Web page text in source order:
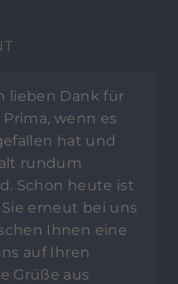
lieben Dank für
wenn es
hat und
rundum
Schon heute ist
erneut bei uns
Ihnen eine
auf Ihren
Grüße aus